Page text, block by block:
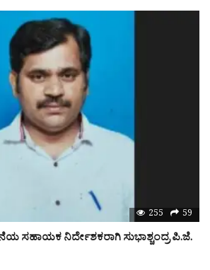
255 59
ನಿರ್ದೇಶಕರಾಗಿ ಸುಭಾಶ್ಚಂದ್ರ ಪಿ.ಜೆ.